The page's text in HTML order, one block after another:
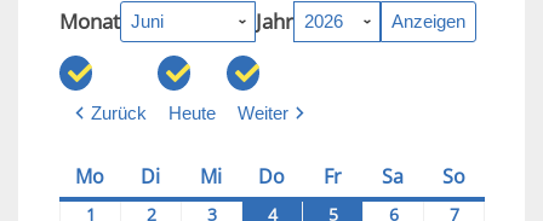
Monat Jahr
Zurück Heute Weiter
Mo Montag
Di Dienstag
Mi Mittwoch
Do Donnerstag
FrFreitag
Sa Samstag
SoSonntag
1 22026-
32026-
42026-
52026-
62026-
72026-